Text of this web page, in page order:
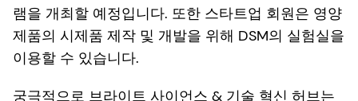
램을 개최할 예정입니다. 또한 스타트업 회원은 영양
제품의 시제품 제작 및 개발을 위해 DSM의 실험실을
이용할 수 있습니다.
궁극적으로 브라이트 사이언스 & 기술 혁신 허브는